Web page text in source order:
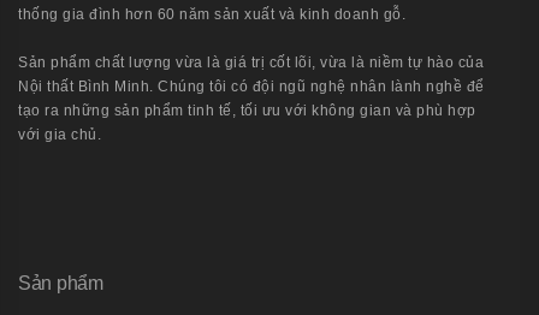
thống gia đình hơn 60 năm sản xuất và kinh doanh gỗ.
Sản phẩm chất lượng vừa là giá trị cốt lõi, vừa là niềm tự hào của
Nội thất Bình Minh. Chúng tôi có đội ngũ nghệ nhân lành nghề để
tạo ra những sản phẩm tinh tế, tối ưu với không gian và phù hợp
với gia chủ.
Sản phẩm